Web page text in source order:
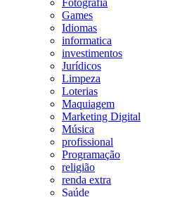
Fotografia
Games
Idiomas
informatica
investimentos
Jurídicos
Limpeza
Loterias
Maquiagem
Marketing Digital
Música
profissional
Programação
religião
renda extra
Saúde